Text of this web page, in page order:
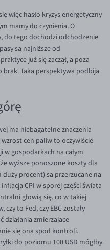
więc hasło kryzys energetyczny
mamy do czynienia. O
do tego dochodzi odchodzenie
są najniższe od
już się zaczął, a poza
Taka perspektywa podbija
ma niebagatelne znaczenia
cen paliw to oczywiście
w gospodarkach na całym
wyższe ponoszone koszty dla
procent) są przerzucane na
CPI w sporej części świata
głowią się, co w takiej
to Fed, czy EBC zostały
działania zmierzające
się ona spod kontroli.
do poziomu 100 USD mógłby